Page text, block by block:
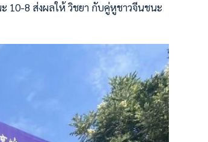
10-8 ส่งผลให้ วิชยา กับคู่หูชาวจีนชนะ